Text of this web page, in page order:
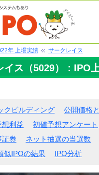
年 上場実績 サークレイス
イス（5029）：IPO
クビルディング
公開価格
利益
初値予想アンケート
証券
ネット抽選の当選数
似IPOの結果 IPO分析